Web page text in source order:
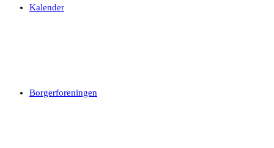
Kalender
Borgerforeningen